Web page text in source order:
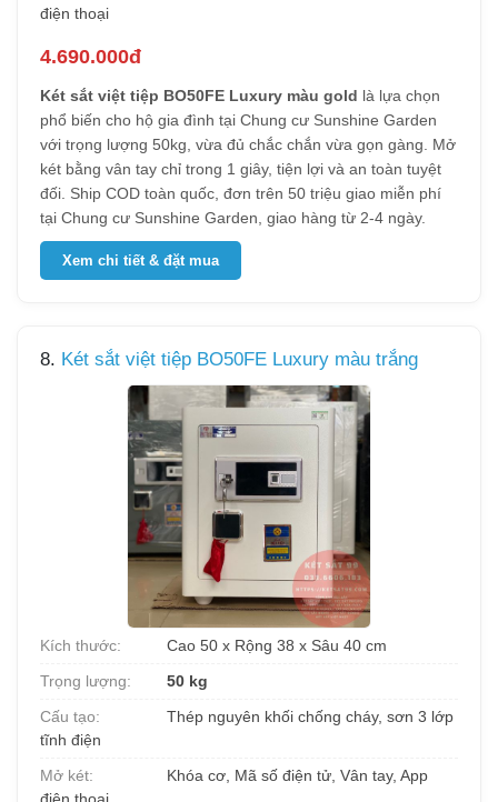
điện thoại
4.690.000đ
Két sắt việt tiệp BO50FE Luxury màu gold là lựa chọn
phổ biến cho hộ gia đình tại Chung cư Sunshine Garden
với trọng lượng 50kg, vừa đủ chắc chắn vừa gọn gàng. Mở
két bằng vân tay chỉ trong 1 giây, tiện lợi và an toàn tuyệt
đối. Ship COD toàn quốc, đơn trên 50 triệu giao miễn phí
tại Chung cư Sunshine Garden, giao hàng từ 2-4 ngày.
Xem chi tiết & đặt mua
8. Két sắt việt tiệp BO50FE Luxury màu trắng
Kích thước:
Cao 50 x Rộng 38 x Sâu 40 cm
Trọng lượng:
50 kg
Cấu tạo:
Thép nguyên khối chống cháy, sơn 3 lớp
tĩnh điện
Mở két:
Khóa cơ, Mã số điện tử, Vân tay, App